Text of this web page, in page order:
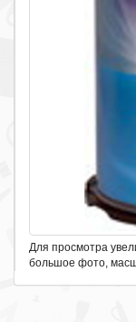
Для просмотра
большое фото,